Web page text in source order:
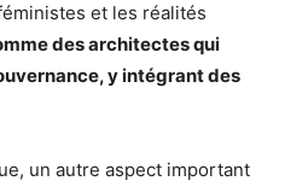
et les réalités
des architectes qui
y intégrant des
un autre aspect important